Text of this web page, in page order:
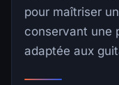
pour maîtriser
conservant une
adaptée aux